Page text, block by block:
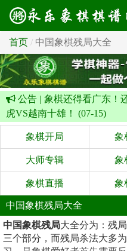
首页 中国象棋残局大全
公告 | 象棋还得看广东！
虎VS越南十雄！ (07-15)
象棋开局 象
大师专辑 象
象棋直播 象
中国象棋残局大全
中国象棋残局大全分为：残
三个部分，而残局杀法大多